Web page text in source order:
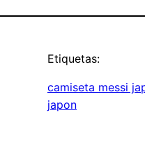
Etiquetas:
camiseta messi
japon